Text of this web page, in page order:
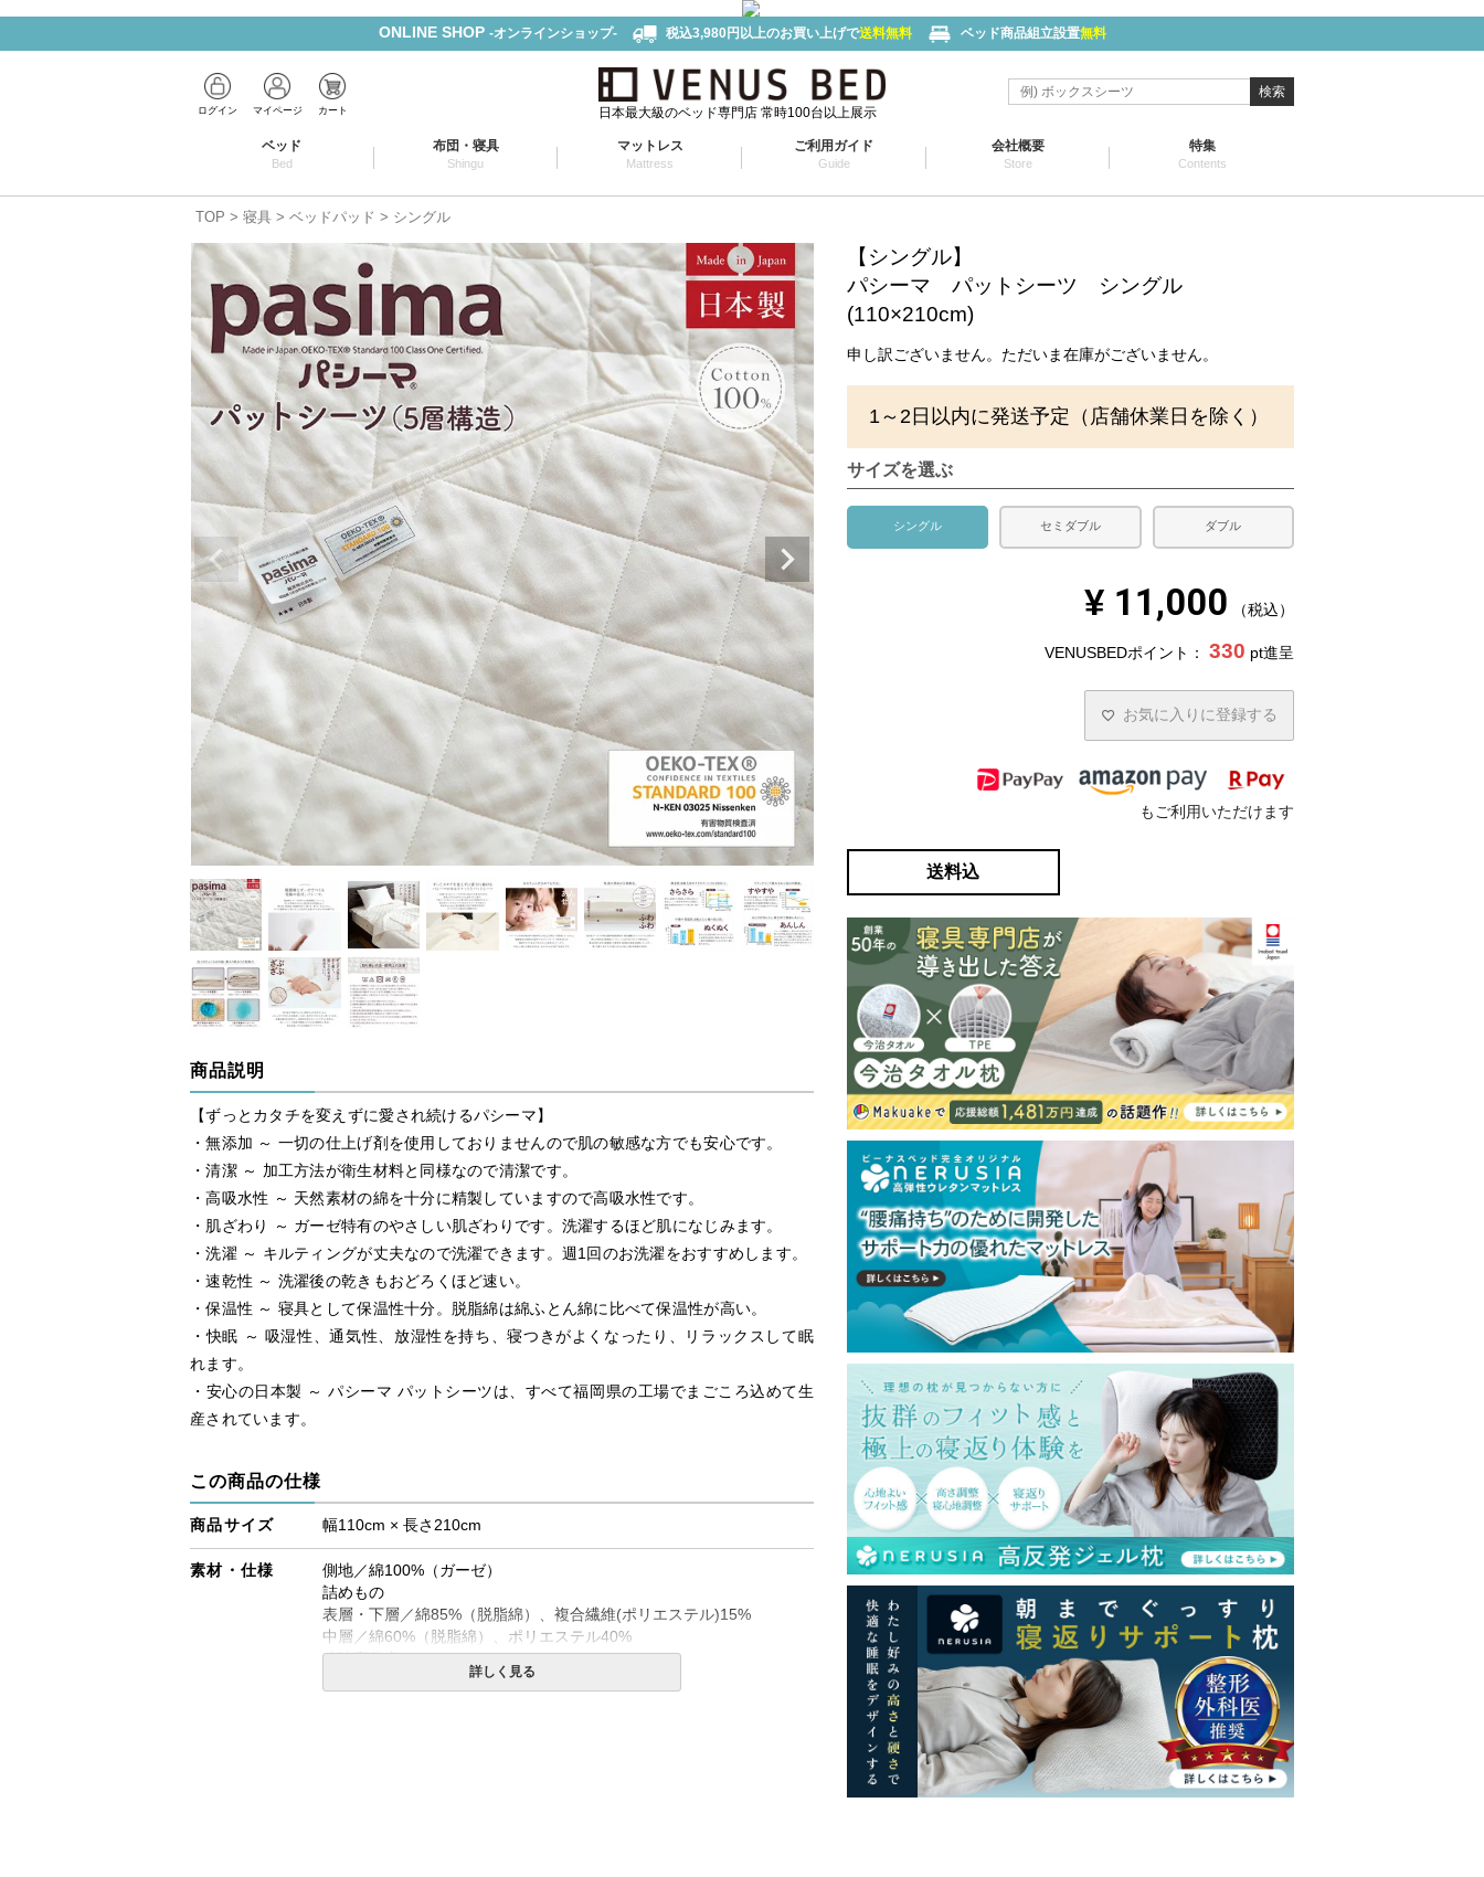
ONLINE SHOP -オンラインショップ- 税込3,980円以上のお買い上げで送料無料 ベッド商品組立設置無料
ログイン マイページ カート 日本最大級のベッド専門店 常時100台以上展示
検索
ベッド
Bed
布団・寝具
Shingu
マットレス
Mattress
ご利用ガイド
Guide
会社概要
Store
特集
Contents
TOP 寝具 ベッドパッド シングル
商品説明
【ずっとカタチを変えずに愛され続けるパシーマ】
・無添加 ～ 一切の仕上げ剤を使用しておりませんので肌の敏感な方でも安心です。
・清潔 ～ 加工方法が衛生材料と同様なので清潔です。
・高吸水性 ～ 天然素材の綿を十分に精製していますので高吸水性です。
・肌ざわり ～ ガーゼ特有のやさしい肌ざわりです。洗濯するほど肌になじみます。
・洗濯 ～ キルティングが丈夫なので洗濯できます。週1回のお洗濯をおすすめします。
・速乾性 ～ 洗濯後の乾きもおどろくほど速い。
・保温性 ～ 寝具として保温性十分。脱脂綿は綿ふとん綿に比べて保温性が高い。
・快眠 ～ 吸湿性、通気性、放湿性を持ち、寝つきがよくなったり、リラックスして眠
れます。
・安心の日本製 ～ パシーマ パットシーツは、すべて福岡県の工場でまごころ込めて生
産されています。
この商品の仕様
商品サイズ 幅110cm × 長さ210cm
素材・仕様
側地／綿100%（ガーゼ）
詰めもの
表層・下層／綿85%（脱脂綿）、複合繊維(ポリエステル)15%
中層／綿60%（脱脂綿）、ポリエステル40%
寸法変化率／-3%(JIS L 1096D)
詳しく見る
【シングル】
パシーマ パットシーツ シングル
(110×210cm)
申し訳ございません。ただいま在庫がございません。
1～2日以内に発送予定（店舗休業日を除く）
サイズを選ぶ
シングル セミダブル ダブル
¥ 11,000 税込
VENUSBEDポイント： 330 pt進呈
お気に入りに登録する
もご利用いただけます
送料込